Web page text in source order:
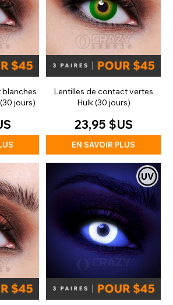
jours)
Lentilles de contact vertes
Hulk (30 jours)
23,95 $US
EN SAVOIR PLUS